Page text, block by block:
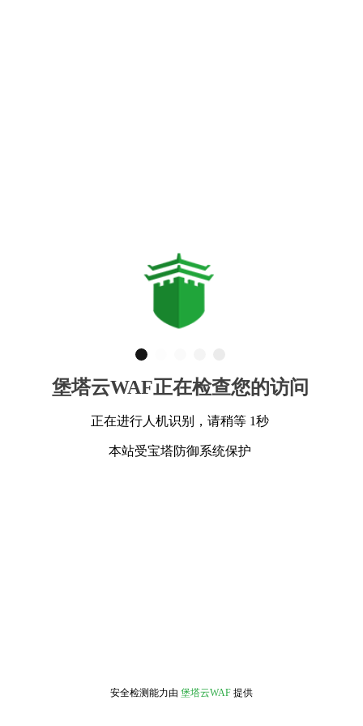
堡塔云WAF正在检查您的访问
正在进行人机识别，请稍等 1秒
本站受宝塔防御系统保护
安全检测能力由 堡塔云WAF 提供